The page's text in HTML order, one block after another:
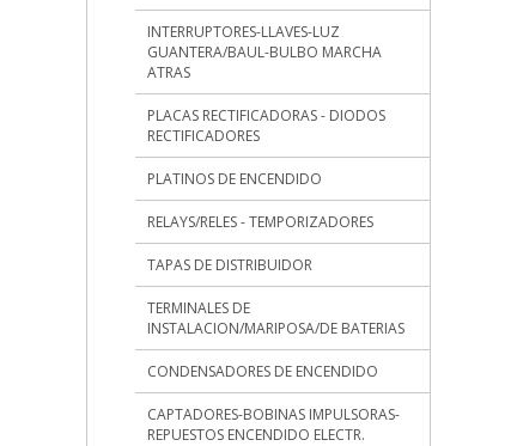
INTERRUPTORES-LLAVES-LUZ
GUANTERA/BAUL-BULBO MARCHA
ATRAS
PLACAS RECTIFICADORAS - DIODOS
RECTIFICADORES
PLATINOS DE ENCENDIDO
RELAYS/RELES - TEMPORIZADORES
TAPAS DE DISTRIBUIDOR
TERMINALES DE
INSTALACION/MARIPOSA/DE BATERIAS
CONDENSADORES DE ENCENDIDO
CAPTADORES-BOBINAS IMPULSORAS-
REPUESTOS ENCENDIDO ELECTR.